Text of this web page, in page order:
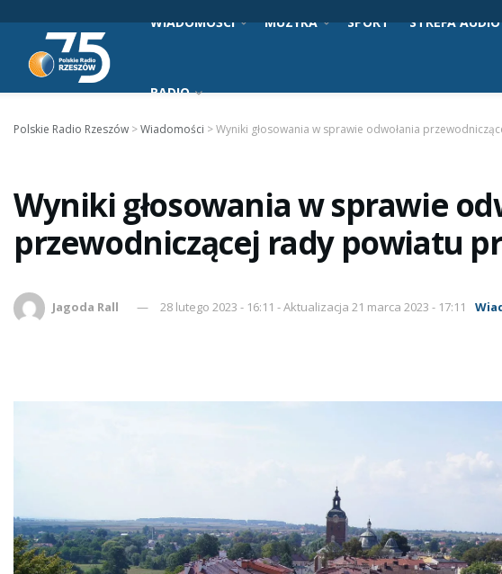
WIADOMOŚCI MUZYKA SPORT STREFA AUDIO
RADIO
Polskie Radio Rzeszów >Wiadomości >Wyniki głosowania w sprawie odwołania
Wyniki głosowania w sprawie
przewodniczącej rady powiatu
Jagoda Rall 28 lutego 2023 - 16:11 - Aktualizacja 21 marca 2023 - 17:11